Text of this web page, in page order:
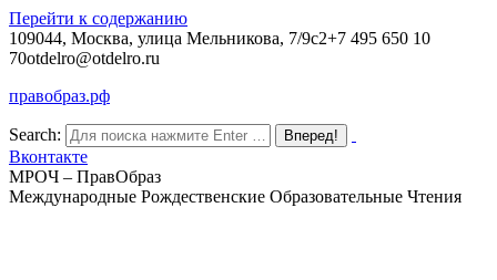
Перейти к содержанию
109044, Москва, улица Мельникова, 7/9с2+7 495 650 10
70otdelro@otdelro.ru
правобраз.рф
Search:
Вконтакте
МРОЧ – ПравОбраз
Международные Рождественские Образовательные Чтения